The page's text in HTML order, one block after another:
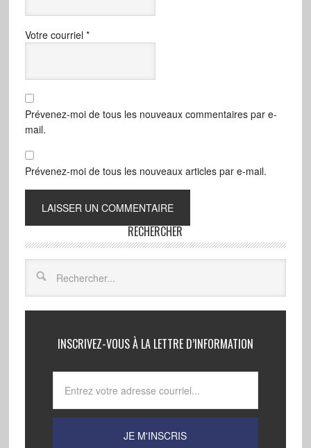
Votre courriel *
Prévenez-moi de tous les nouveaux commentaires par e-
mail.
Prévenez-moi de tous les nouveaux articles par e-mail.
RECHERCHER
INSCRIVEZ-VOUS À LA LETTRE D’INFORMATION